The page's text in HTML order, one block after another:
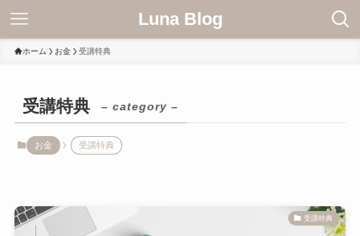
Luna Blog
ホーム お金 受講特典
受講特典 – category –
お金 受講特典
受講特典